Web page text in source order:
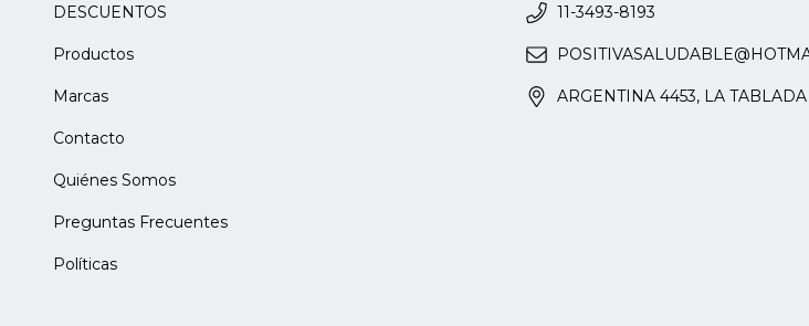
DESCUENTOS
Productos
Marcas
Contacto
Quiénes Somos
Preguntas Frecuentes
Políticas
11-3493-8193
ARGENTINA 4453, LA TABLADA